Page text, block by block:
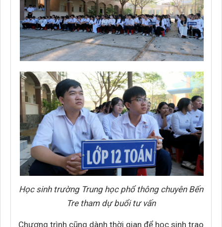
Học sinh trường Trung học phổ thông chuyên Bến
Tre tham dự buổi tư vấn
Chương trình cũng dành thời gian để học sinh trao